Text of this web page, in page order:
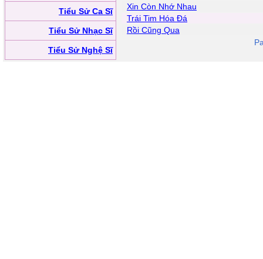
Tiểu Sử Ca Sĩ
Tiểu Sử Nhạc Sĩ
Tiểu Sử Nghệ Sĩ
Xin Còn Nhớ Nhau
Trái Tim Hóa Đá
Rồi Cũng Qua